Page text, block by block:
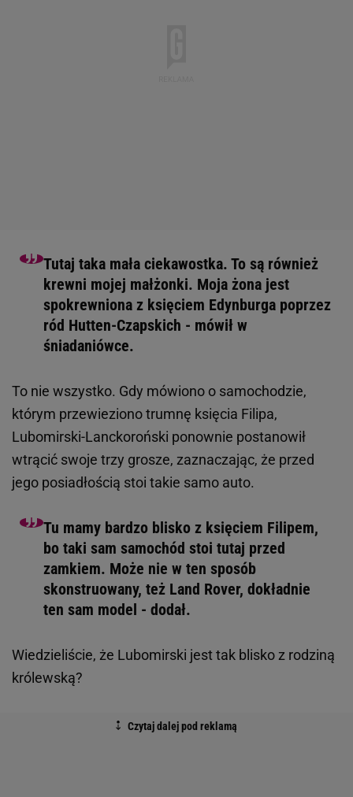
Tutaj taka mała ciekawostka. To są również
krewni mojej małżonki. Moja żona jest
spokrewniona z księciem Edynburga poprzez
ród Hutten-Czapskich - mówił w
śniadaniówce.
To nie wszystko. Gdy mówiono o samochodzie,
którym przewieziono trumnę księcia Filipa,
Lubomirski-Lanckoroński ponownie postanowił
wtrącić swoje trzy grosze, zaznaczając, że przed
jego posiadłością stoi takie samo auto.
Tu mamy bardzo blisko z księciem Filipem,
bo taki sam samochód stoi tutaj przed
zamkiem. Może nie w ten sposób
skonstruowany, też Land Rover, dokładnie
ten sam model - dodał.
Wiedzieliście, że Lubomirski jest tak blisko z rodziną
królewską?